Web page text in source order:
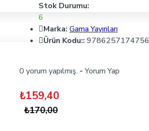
Stok Durumu:
6
Marka: Gama Yayınları
Ürün Kodu:: 9786257174756
0 yorum yapılmış. - Yorum Yap
₺159,40
₺170,00